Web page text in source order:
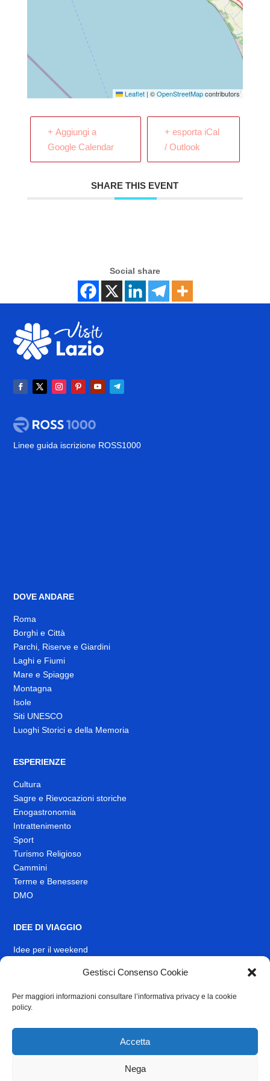
Gestisci Consenso Cookie
Per maggiori informazioni consultare l’informativa privacy e la cookie
policy.
Accetta
Nega
Leaflet | ©OpenStreetMapcontributors
+ Aggiungi a
Google Calendar
+ esporta iCal
/ Outlook
SHARE THIS EVENT
Social share
Linee guida iscrizione ROSS1000
DOVE ANDARE
Roma
Borghi e Città
Parchi, Riserve e Giardini
Laghi e Fiumi
Mare e Spiagge
Montagna
Isole
Siti UNESCO
Luoghi Storici e della Memoria
ESPERIENZE
Cultura
Sagre e Rievocazioni storiche
Enogastronomia
Intrattenimento
Sport
Turismo Religioso
Cammini
Terme e Benessere
DMO
IDEE DI VIAGGIO
Idee per il weekend
INFO
News
Link Utili